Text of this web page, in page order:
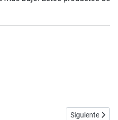
Artículo
Siguiente